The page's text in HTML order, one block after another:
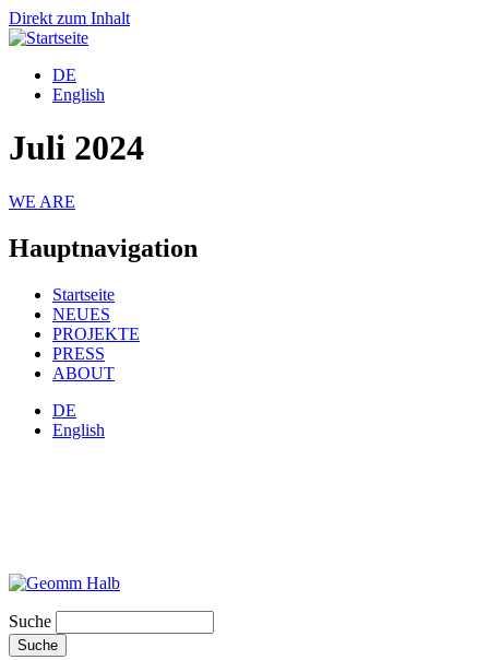
Direkt zum Inhalt
DE
English
Juli 2024
WE ARE
Hauptnavigation
Startseite
NEUES
PROJEKTE
PRESS
ABOUT
DE
English
Suche